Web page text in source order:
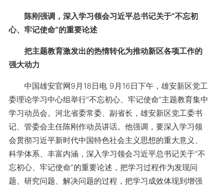
陈刚强调，深入学习领会习近平总书记关于“不忘初
心、牢记使命”的重要论述
把主题教育激发出的热情转化为推动新区各项工作的
强大动力
中国雄安官网9月18日电 9月16日下午，雄安新区党工
委理论学习中心组举行“不忘初心、牢记使命”主题教育集中
学习动员会。河北省委常委、副省长，雄安新区党工委书
记、管委会主任陈刚作动员讲话。他强调，要深入学习领
会贯彻习近平新时代中国特色社会主义思想的重大意义、
科学体系、丰富内涵，深入学习领会习近平总书记关于“不
忘初心、牢记使命”的重要论述，把学习过程作为发现问
题、研究问题、解决问题的过程，把学习成效体现到增强